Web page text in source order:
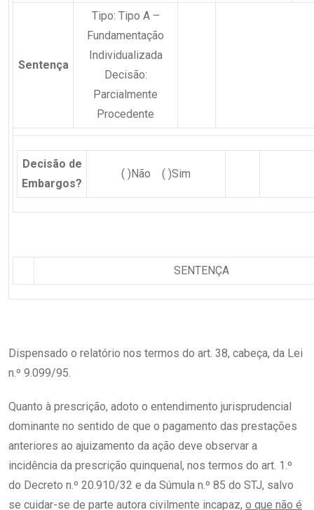
Sentença
Tipo: Tipo A –
Fundamentação
Individualizada
Decisão:
Parcialmente
Procedente
Decisão de
Embargos?
( )Não ( )Sim
SENTENÇA
Dispensado o relatório nos termos do art. 38, cabeça, da Lei
n.º 9.099/95.
Quanto à prescrição, adoto o entendimento jurisprudencial
dominante no sentido de que o pagamento das prestações
anteriores ao ajuizamento da ação deve observar a
incidência da prescrição quinquenal, nos termos do art. 1.º
do Decreto n.º 20.910/32 e da Súmula n.º 85 do STJ, salvo
se cuidar-se de parte autora civilmente incapaz, o que não é